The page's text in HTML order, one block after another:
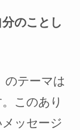
のことし
のテーマは
このあり
ッセージ